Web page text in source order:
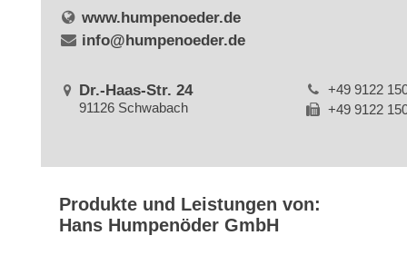
www.humpenoeder.de
info@humpenoeder.de
Dr.-Haas-Str. 24
91126 Schwabach
+49 9122
+49 9122
Produkte und Leistungen von:
Hans Humpenöder GmbH